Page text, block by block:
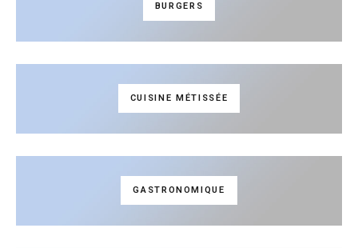
BURGERS
CUISINE MÉTISSÉE
GASTRONOMIQUE